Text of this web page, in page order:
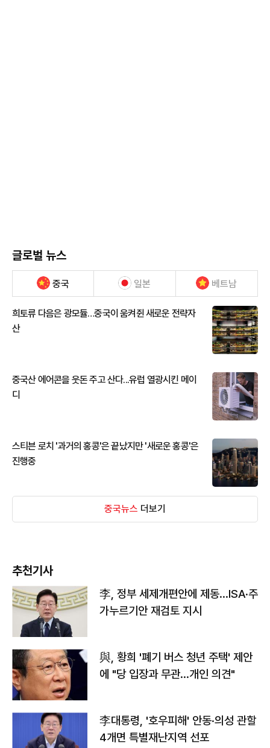
글로벌 뉴스
중국 일본 베트남
희토류 다음은 광모듈…중국이 움켜쥔 새로운 전략자
산
중국산 에어콘을 웃돈 주고 산다...유럽 열광시킨 메이
디
스티븐 로치 '과거의 홍콩'은 끝났지만 '새로운 홍콩'은
진행중
중국뉴스 더보기
추천기사
李, 정부 세제개편안에 제동…ISA·주
가누르기안 재검토 지시
與, 황희 '폐기 버스 청년 주택' 제안
에 "당 입장과 무관…개인 의견"
李대통령, '호우피해' 안동·의성 관할
4개면 특별재난지역 선포